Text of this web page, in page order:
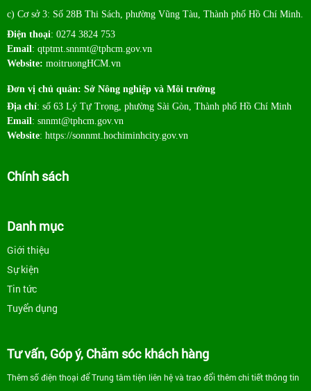
c) Cơ sở 3: Số 28B Thi Sách, phường Vũng Tàu, Thành phố Hồ Chí Minh.
Điện thoại: 0274 3824 753
Email: qtptmt.snnmt@tphcm.gov.vn
Website: moitruongHCM.vn
Đơn vị chủ quản: Sở Nông nghiệp và Môi trường
Địa chỉ: số 63 Lý Tự Trọng, phường Sài Gòn, Thành phố Hồ Chí Minh
Email: snnmt@tphcm.gov.vn
Website: https://sonnmt.hochiminhcity.gov.vn
Chính sách
Danh mục
Giới thiệu
Sự kiện
Tin tức
Tuyển dụng
Tư vấn, Góp ý, Chăm sóc khách hàng
Thêm số điện thoại để Trung tâm tiện liên hệ và trao đổi thêm chi tiết thông tin